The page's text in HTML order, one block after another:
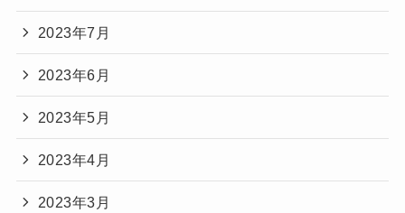
2023年7月
2023年6月
2023年5月
2023年4月
2023年3月